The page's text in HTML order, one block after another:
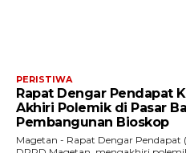
PERISTIWA
Rapat Dengar Pendapat
Akhiri Polemik di Pasar
Pembangunan Bioskop
Magetan - Rapat Dengar Pendapat